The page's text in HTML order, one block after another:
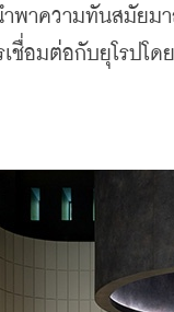
ำพาความทันสมัย
เชื่อมต่อกับยุโรปโ